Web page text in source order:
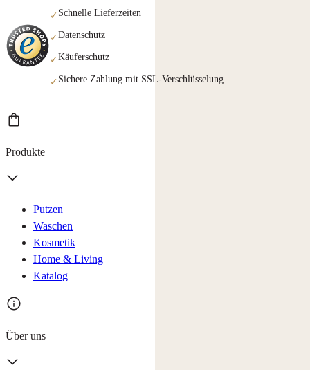
✓ Schnelle Lieferzeiten
✓Datenschutz
✓Käuferschutz
✓ Sichere Zahlung mit SSL-Verschlüsselung
Produkte
Putzen
Waschen
Kosmetik
Home & Living
Katalog
Über uns